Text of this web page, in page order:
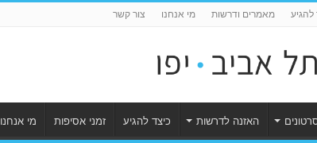
להגיע מאמרים ודרשות מי אנחנו צור קשר
האזנה לדרשות כיצד להגיע זמני אסיפות מי אנחנו